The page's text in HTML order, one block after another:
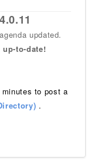
updated.
to-date!
to post a
.